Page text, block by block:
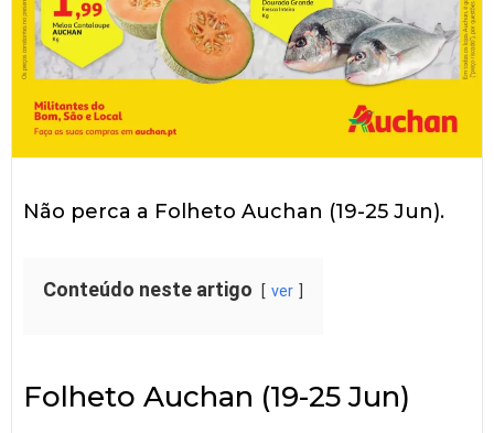
Não perca a Folheto Auchan (19-25 Jun).
Conteúdo neste artigo ver
Folheto Auchan (19-25 Jun)